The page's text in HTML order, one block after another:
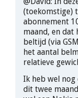
(toekomstige)
abonnement
maand, en
beltijd (via
het aantal
relatieve
Ik heb wel
dit twee